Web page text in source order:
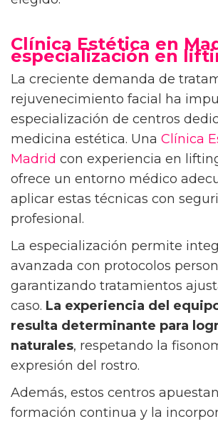
Clínica Estética en
especialización en
La creciente demanda de
rejuvenecimiento facial ha
especialización de centros
medicina estética. Una Clínica
Madrid con experiencia en
ofrece un entorno médico
aplicar estas técnicas con
profesional.
La especialización permite
avanzada con protocolos
garantizando tratamientos
caso. La experiencia del
resulta determinante para
naturales, respetando la
expresión del rostro.
Además, estos centros
formación continua y la